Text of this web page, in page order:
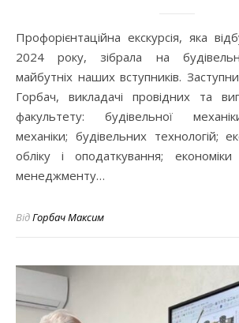
Профорієнтаційна екскурсія, яка відбулася 20 червня
2024 року, зібрала на
майбутніх наших вступників.
Горбач, викладачі провідних та
факультету: будівельної
механіки; будівельних технологій;
обліку і оподаткування;
менеджменту…
ВідГорбач Максим